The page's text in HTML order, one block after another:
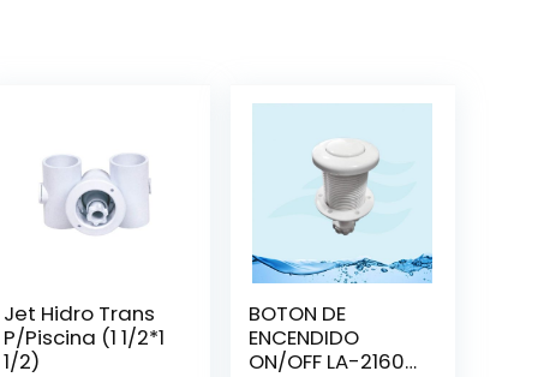
Jet Hidro Trans
P/Piscina (1 1/2*1
1/2)
BOTON DE
ENCENDIDO
ON/OFF LA-21605